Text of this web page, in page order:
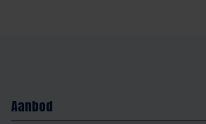
Aanbod